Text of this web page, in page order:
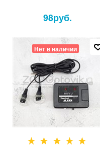
98руб.
Нет в наличии